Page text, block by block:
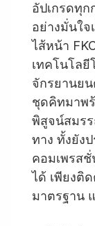
อัปเกรดทุ
อย่างมั่นใ
ไส้หน้า
เทคโนโลยี
จักรยานย
ชุดคิทมาพ
พิสูจน์สมร
ทาง ทั้งยัง
คอมเพรส
ได้ เพียงติ
มาตรฐาน